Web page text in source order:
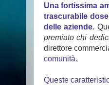
Una fortissima
trascurabile
delle aziende.
premiato chi
direttore
comunità.
Queste